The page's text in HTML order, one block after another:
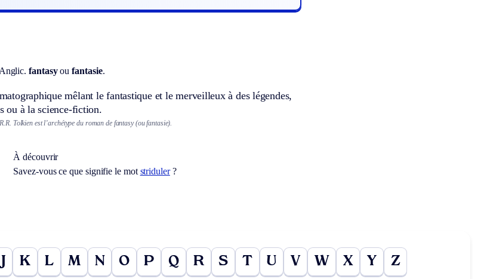
Anglic. fantasyoufantasie.
mêlant le fantastique et le merveilleux à des légendes,
ou à la science-fiction.
Tolkien est l’archétype du roman de fantasy (ou fantasie).
À découvrir
Savez-vous ce que signifie le mot striduler?
J K L M N O P Q R S T U V W X Y Z